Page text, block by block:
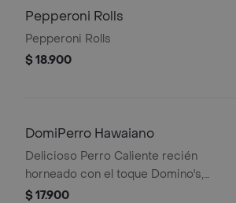
Pepperoni Rolls
Pepperoni Rolls
$ 18.900
DomiPerro Hawaiano
Delicioso Perro Caliente recién
horneado con el toque Domino's,
hecho con masa pan pizza y bordes
$ 17.900